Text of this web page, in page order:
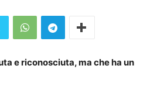
e riconosciuta, ma che ha un